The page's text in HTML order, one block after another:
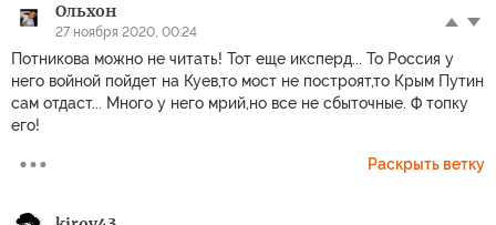
Ольхон
27 ноября 2020, 00:24
Потникова можно не читать! Тот еще иксперд... То Россия у
него войной пойдет на Куев,то мост не построят,то Крым Путин
сам отдаст... Много у него мрий,но все не сбыточные. Ф топку
его!
Раскрыть ветку